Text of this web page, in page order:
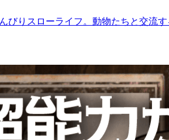
びりスローライフ。動物たちと交流